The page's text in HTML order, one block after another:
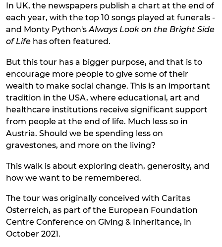
In UK, the newspapers publish a chart at the end of
each year, with the top 10 songs played at funerals -
and Monty Python'sAlways Look on the Bright Side
of Life has often featured.
But this tour has a bigger purpose, and that is to
encourage more people to give some of their
wealth to make social change. This is an important
tradition in the USA, where educational, art and
healthcare institutions receive significant support
from people at the end of life. Much less so in
Austria. Should we be spending less on
gravestones, and more on the living?
This walk is about exploring death, generosity, and
how we want to be remembered.
The tour was originally conceived with Caritas
Österreich, as part of the European Foundation
Centre Conference on Giving & Inheritance, in
October 2021.